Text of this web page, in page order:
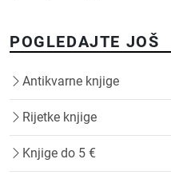
POGLEDAJTE JOŠ
Antikvarne knjige
Rijetke knjige
Knjige do 5 €